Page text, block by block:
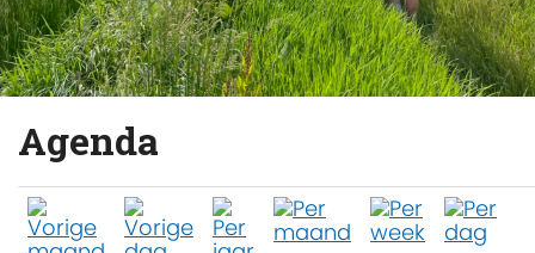
Agenda